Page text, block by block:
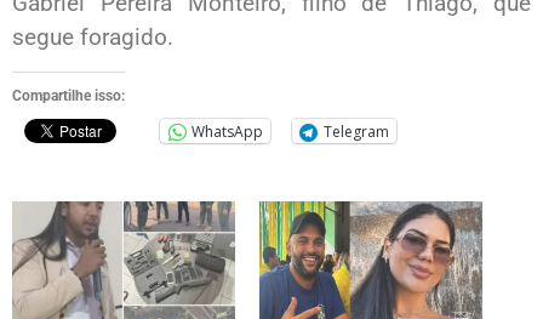
segue foragido.
Compartilhe isso:
WhatsApp Telegram